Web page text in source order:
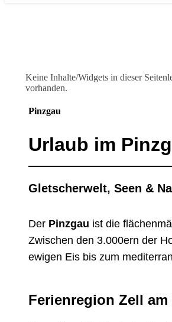
Keine Inhalte/Widgets in dieser
vorhanden.
Pinzgau
Urlaub im
Gletscherwelt, Seen &
Der Pinzgau ist die
Zwischen den 3.000ern der
ewigen Eis bis zum
Ferienregion Zell am